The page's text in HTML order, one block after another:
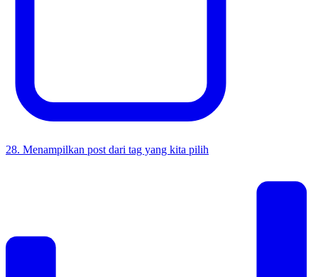
28. Menampilkan post dari tag yang kita pilih